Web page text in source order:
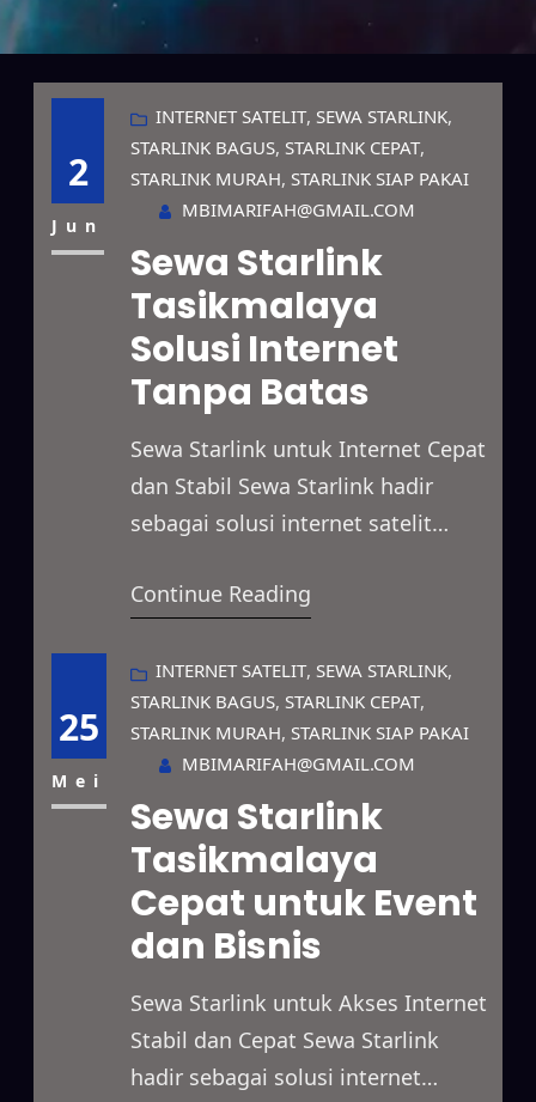
2
Jun
INTERNET SATELIT, SEWA STARLINK
STARLINK BAGUS, STARLINK CEPAT
STARLINK MURAH, STARLINK SIAP PAKAI
MBIMARIFAH@GMAIL.COM
Sewa Starlink
Tasikmalaya
Solusi Internet
Tanpa Batas
Sewa Starlink untuk Internet Cepat
dan Stabil Sewa Starlink hadir
sebagai solusi internet satelit
koneksi cepat dan stabil untuk
dapat dimanfaatkan untuk bisnis,
proyek lapangan, acara, hingga
penggunaan pribadi dengan
sistem sewa yang fleksibel. Selain
itu, jaringan Starlink mampu
menjangkau wilayah terpencil,
area dengan keterbatasan sinyal,
hingga lokasi…
Continue Reading
25
Mei
INTERNET SATELIT, SEWA STARLINK
STARLINK BAGUS, STARLINK CEPAT
STARLINK MURAH, STARLINK SIAP PAKAI
MBIMARIFAH@GMAIL.COM
Sewa Starlink
Tasikmalaya
Cepat untuk Event
dan Bisnis
Sewa Starlink untuk Akses Internet
Stabil dan Cepat Sewa Starlink
hadir sebagai solusi internet